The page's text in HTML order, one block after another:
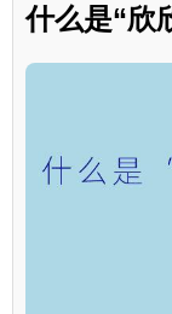
什么是“欣